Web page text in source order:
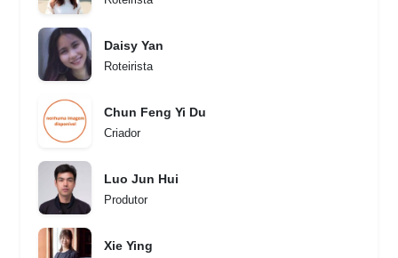
Daisy Yan
Roteirista
Chun Feng Yi Du
Criador
Luo Jun Hui
Produtor
Xie Ying